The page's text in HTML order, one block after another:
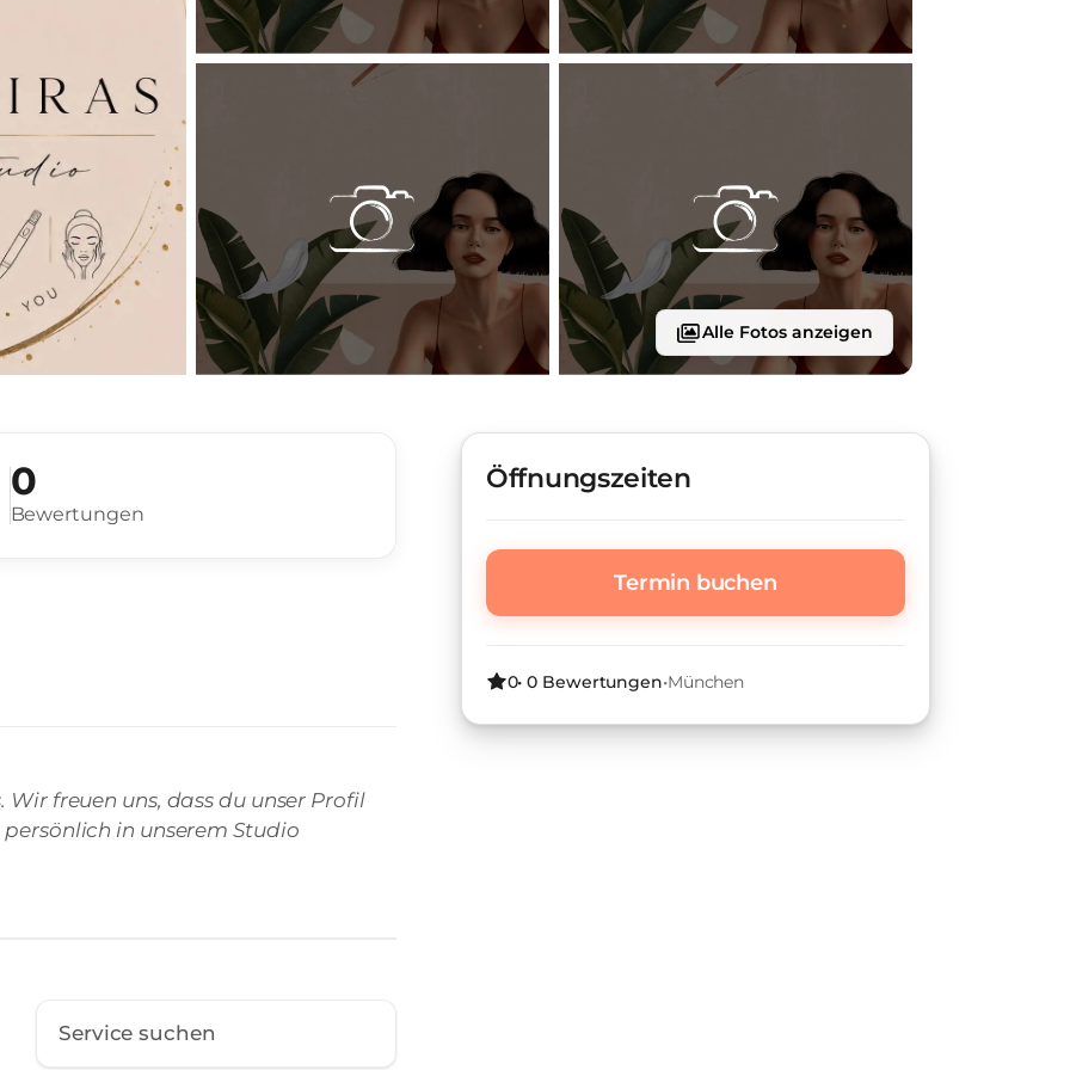
Alle Fotos anzeigen
0
Bewertungen
freuen uns, dass du unser Profil
in unserem Studio
Öffnungszeiten
Termin buchen
0• 0 Bewertungen•München